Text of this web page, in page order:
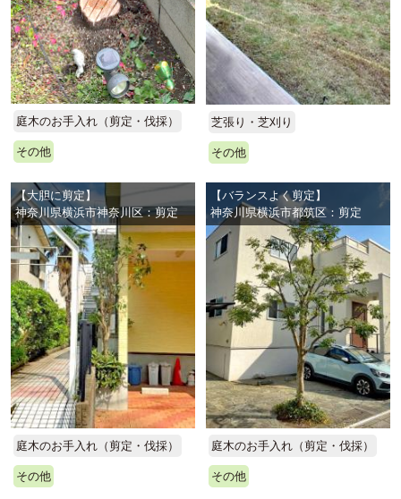
庭木のお手入れ（剪定・伐採）
その他
芝張り・芝刈り
その他
【大胆に剪定】
神奈川県横浜市神奈川区：剪定
庭木のお手入れ（剪定・伐採）
その他
【バランスよく剪定】
神奈川県横浜市都筑区：剪定
庭木のお手入れ（剪定・伐採）
その他